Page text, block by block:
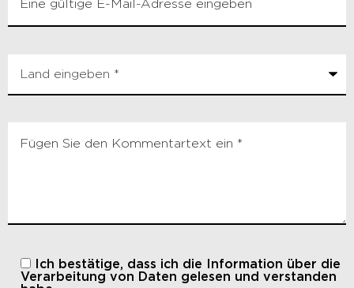
Ich bestätige, dass ich die
Information über die
Verarbeitung von Daten gelesen und verstanden